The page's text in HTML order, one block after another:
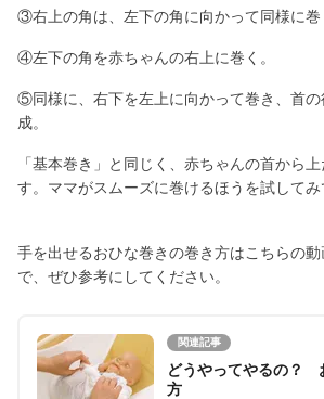
③右上の角は、左下の角に向かって同様に巻
④左下の角を赤ちゃんの右上に巻く。
⑤同様に、右下を左上に向かって巻き、首
成。
「基本巻き」と同じく、赤ちゃんの首から
す。ママがスムーズに巻けるほうを試してみ
手を出せるおひな巻きの巻き方はこちらの
で、ぜひ参考にしてください。
関連記事
どうやってやるの？
方